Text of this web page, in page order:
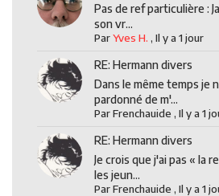
Pas de ref particulière :
son vr...
ParYves H. ,Il y a 1 jour
RE: Hermann divers
Dans le même temps je
pardonné de m'...
ParFrenchauide ,Il y a 1
RE: Hermann divers
Je crois que j'ai pas « la
les jeun...
ParFrenchauide ,Il y a 1